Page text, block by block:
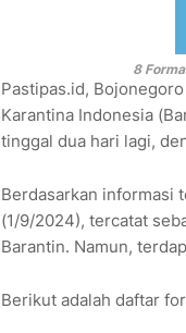
8
Pastipas.id,
Karantina Indonesia
tinggal dua hari lagi,
Berdasarkan informasi
(1/9/2024), tercatat
Barantin. Namun,
Berikut adalah daftar